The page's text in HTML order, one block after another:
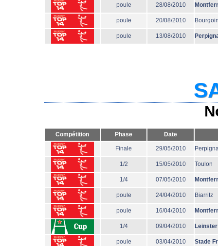
poule 28/08/2010
poule 20/08/2010
poule 13/08/2010
Compétition Phase Date
Finale 29/05/2010
1/2 15/05/2010 Toulon
1/4 07/05/2010
poule 24/04/2010 Biarritz
poule 16/04/2010
1/4 09/04/2010 Leinster
poule 03/04/2010 Stade